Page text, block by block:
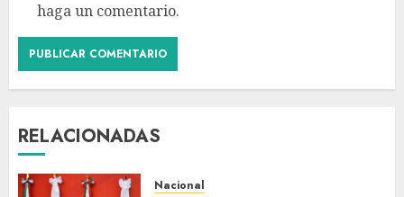
haga un comentario.
RELACIONADAS
Nacional